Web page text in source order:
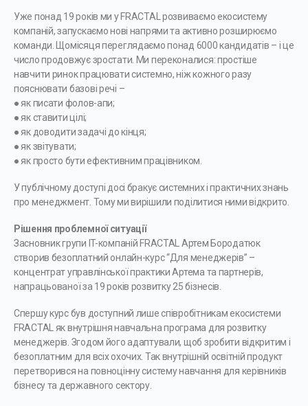
Уже понад 19 років ми у FRACTAL розвиваємо екосистему
компаній, запускаємо нові напрями та активно розширюємо
команди. Щомісяця переглядаємо понад 6000 кандидатів – і це
число продовжує зростати. Ми переконалися: простіше
навчити ринок працювати системно, ніж кожного разу
пояснювати базові речі –
● як писати фолов-апи;
● як ставити цілі;
● як доводити задачі до кінця;
● як звітувати;
● як просто бути ефективним працівником.
У публічному доступі досі бракує системних і практичних знань
про менеджмент. Тому ми вирішили поділитися ними відкрито.
Рішення проблемної ситуації
Засновник групи IT-компаній FRACTAL Артем Бородатюк
створив безоплатний онлайн-курс “Для менеджерів” –
концентрат управлінської практики Артема та партнерів,
напрацьованої за 19 років розвитку 25 бізнесів.
Спершу курс був доступний лише співробітникам екосистеми
FRACTAL як внутрішня навчальна програма для розвитку
менеджерів. Згодом його адаптували, щоб зробити відкритим і
безоплатним для всіх охочих. Так внутрішній освітній продукт
перетворився на повноцінну систему навчання для керівників
бізнесу та державного сектору.